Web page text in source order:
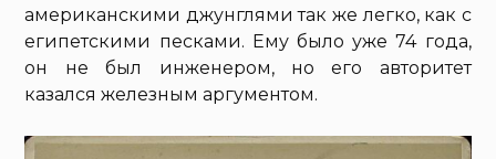
американскими джунглями так же легко, как с
египетскими песками. Ему было уже 74 года,
он не был инженером, но его авторитет
казался железным аргументом.